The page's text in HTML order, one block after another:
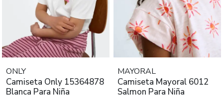
ONLY
Camiseta Only 15364878
Blanca Para Niña
MAYORAL
Camiseta Mayoral 6012
Salmon Para Niña